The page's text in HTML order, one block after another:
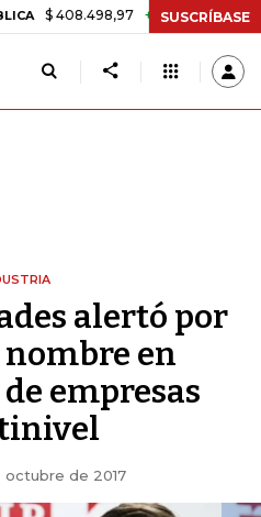
408.498,97 +$ 8.753,81 +2,19%
SUSCRÍBASE
alertó por
nombre en
empresas
octubre de 2017